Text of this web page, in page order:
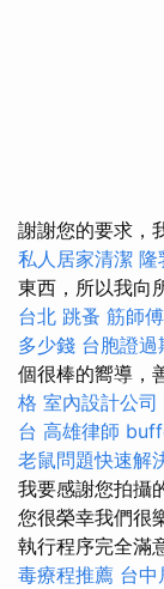
謝謝您的要求，
私人居家清潔 隆
東西，所以我向
台北 跳蚤 筋師
多少錢 台胞證
個很棒的嚮導，
格 室內設計公司
台 高雄律師
老鼠問題快速解
我要感謝您拍攝
您很榮幸我們很
執行程序完全滿
毒療程推薦 台中